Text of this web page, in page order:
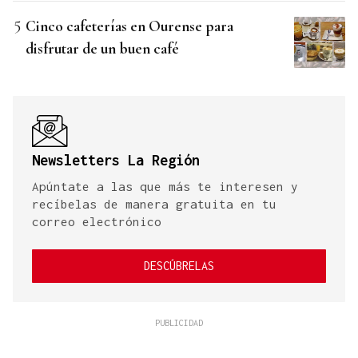
Cinco cafeterías en Ourense para
disfrutar de un buen café
Newsletters La Región
Apúntate a las que más te interesen y
recíbelas de manera gratuita en tu
correo electrónico
DESCÚBRELAS